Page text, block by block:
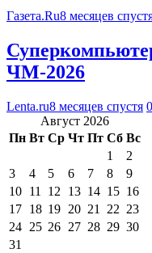
Газета.Ru8 месяцев
ЧМ-2026
Lenta.ru8 месяцев спустя 0
Август 2026
Пн Вт Ср Чт Пт Сб Вс
1
2
3
4 5 6 7 8
9
10 11 12 13 14 15 16
17 18 19 20 21 22 23
24 25 26 27 28 29 30
31